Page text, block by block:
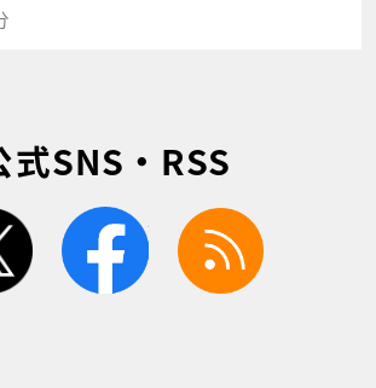
式SNS・RSS
twitter facebook